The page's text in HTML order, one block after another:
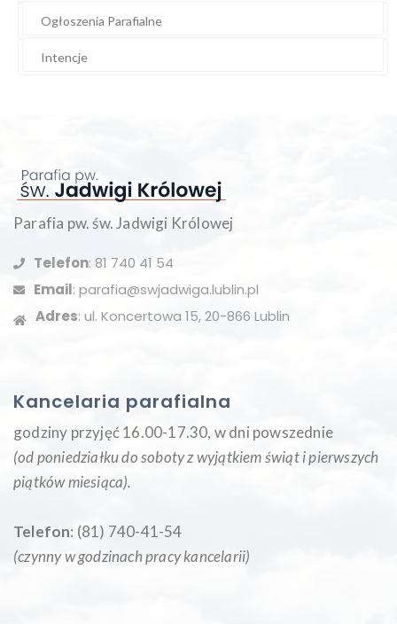
Ogłoszenia Parafialne
Intencje
Parafia pw. św. Jadwigi Królowej
Telefon: 81 740 41 54
Email: parafia@swjadwiga.lublin.pl
Adres: ul. Koncertowa 15, 20-866 Lublin
Kancelaria parafialna
godziny przyjęć 16.00-17.30, w dni powszednie
(od poniedziałku do soboty z wyjątkiem świąt i pierwszych
piątków miesiąca).
Telefon: (81) 740-41-54
(czynny w godzinach pracy kancelarii)